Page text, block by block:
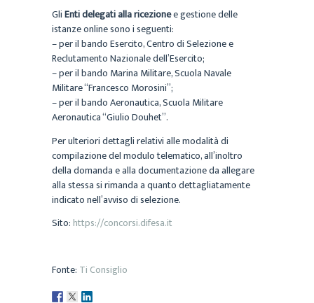
GliEnti delegati alla ricezionee gestione delle
istanze online sono i seguenti:
– per il bando Esercito, Centro di Selezione e
Reclutamento Nazionale dell’Esercito;
– per il bando Marina Militare, Scuola Navale
Militare “Francesco Morosini”;
– per il bando Aeronautica, Scuola Militare
Aeronautica “Giulio Douhet”.
Per ulteriori dettagli relativi alle modalità di
compilazione del modulo telematico, all’inoltro
della domanda e alla documentazione da allegare
alla stessa si rimanda a quanto dettagliatamente
indicato nell’avviso di selezione.
Sito:https://concorsi.difesa.it
Fonte: Ti Consiglio